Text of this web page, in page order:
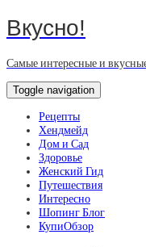
Вкусно!
Самые интересные и
Toggle navigation
Рецепты
Хендмейд
Дом и Сад
Здоровье
Женский Гид
Путешествия
Интересно
Шопинг Блог
КупиОбзор